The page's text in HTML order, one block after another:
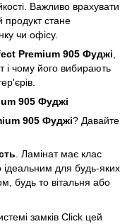
Важливо врахувати
продукт стане
чи офісу.
Premium 905 Фуджі,
і чому його вибирають
905 Фуджі
905 Фуджі? Давайте
. Ламінат має клас
ідеальним для будь-яких
будь то вітальня або
замків Click цей